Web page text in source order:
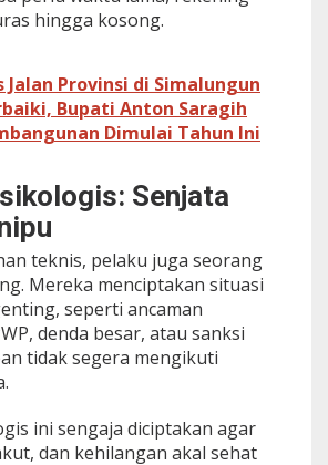
hingga kosong.
Jalan Provinsi di Simalungun
Bupati Anton Saragih
Dimulai Tahun Ini
Senjata
teknis, pelaku juga seorang
Mereka menciptakan situasi
seperti ancaman
denda besar, atau sanksi
tidak segera mengikuti
ini sengaja diciptakan agar
dan kehilangan akal sehat